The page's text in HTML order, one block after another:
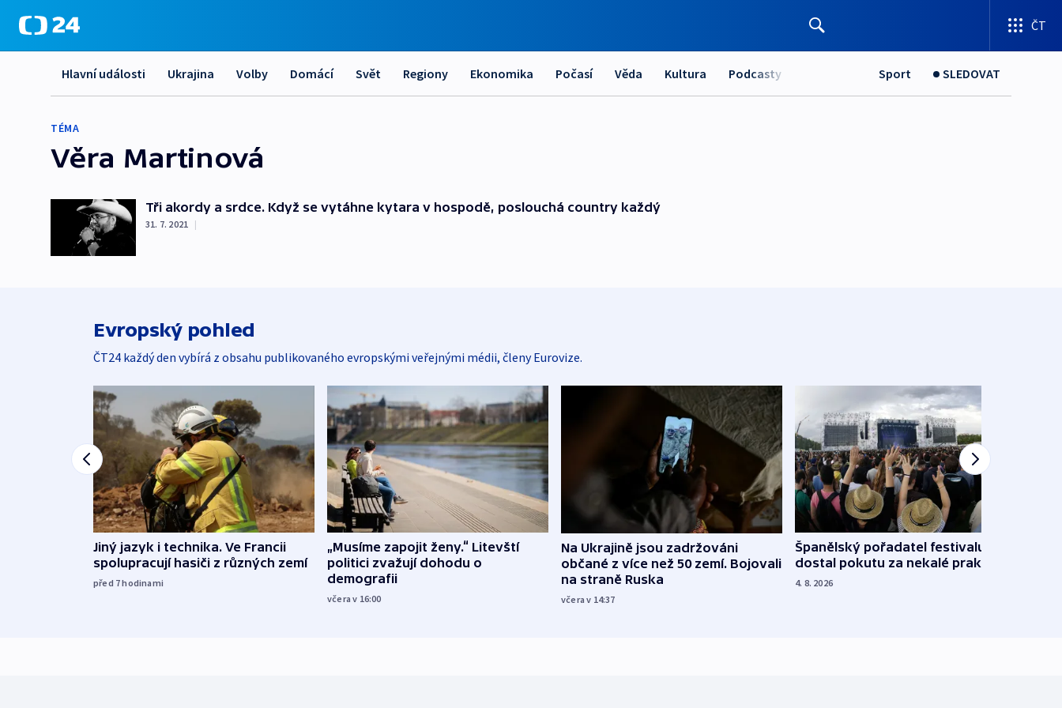
ČT
Hlavní události Ukrajina Volby Domácí Svět Regiony Ekonomika Počasí Věda Kultura Podcasty Sport SLEDOVAT
TÉMA
Věra Martinová
Tři akordy a srdce. Když se vytáhne kytara v hospodě, poslouchá country každý
31. 7. 2021 |
Evropský pohled
ČT24 každý den vybírá z obsahu publikovaného evropskými veřejnými médii, členy Eurovize.
Jiný jazyk i technika. Ve Francii
spolupracují hasiči z různých zemí
před 7hodinami
„Musíme zapojit ženy.“ Litevští
politici zvažují dohodu o
demografii
včera v 16:00
Na Ukrajině jsou zadržováni
občané z více než 50 zemí. Bojovali
na straně Ruska
včera v 14:37
Španělský pořadatel festivalu
dostal pokutu za nekalé praktiky
4. 8. 2026